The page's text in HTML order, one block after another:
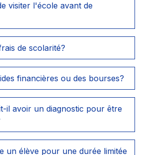
visiter l'école avant de
de scolarité?
financières ou des bourses?
il avoir un diagnostic pour être
un élève pour une durée limitée